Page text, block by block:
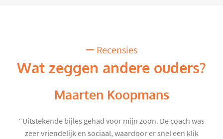
Recensies
Wat zeggen andere ouders?
Maarten Koopmans
“Uitstekende bijles gehad voor mijn zoon. De coach was
zeer vriendelijk en sociaal, waardoor er snel een klik